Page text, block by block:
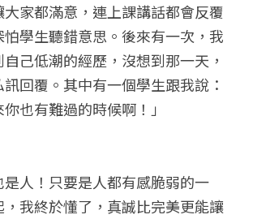
家都滿意，連上課講話都會反覆
學生聽錯意思。後來有一次，我
己低潮的經歷，沒想到那一天，
回覆。其中有一個學生跟我說：
你也有難過的時候啊！」
人！只要是人都有感脆弱的一
我終於懂了，真誠比完美更能讓